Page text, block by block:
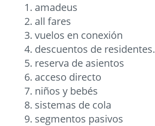
amadeus
all fares
vuelos en conexión
descuentos de residentes.
reserva de asientos
acceso directo
niños y bebés
sistemas de cola
segmentos pasivos